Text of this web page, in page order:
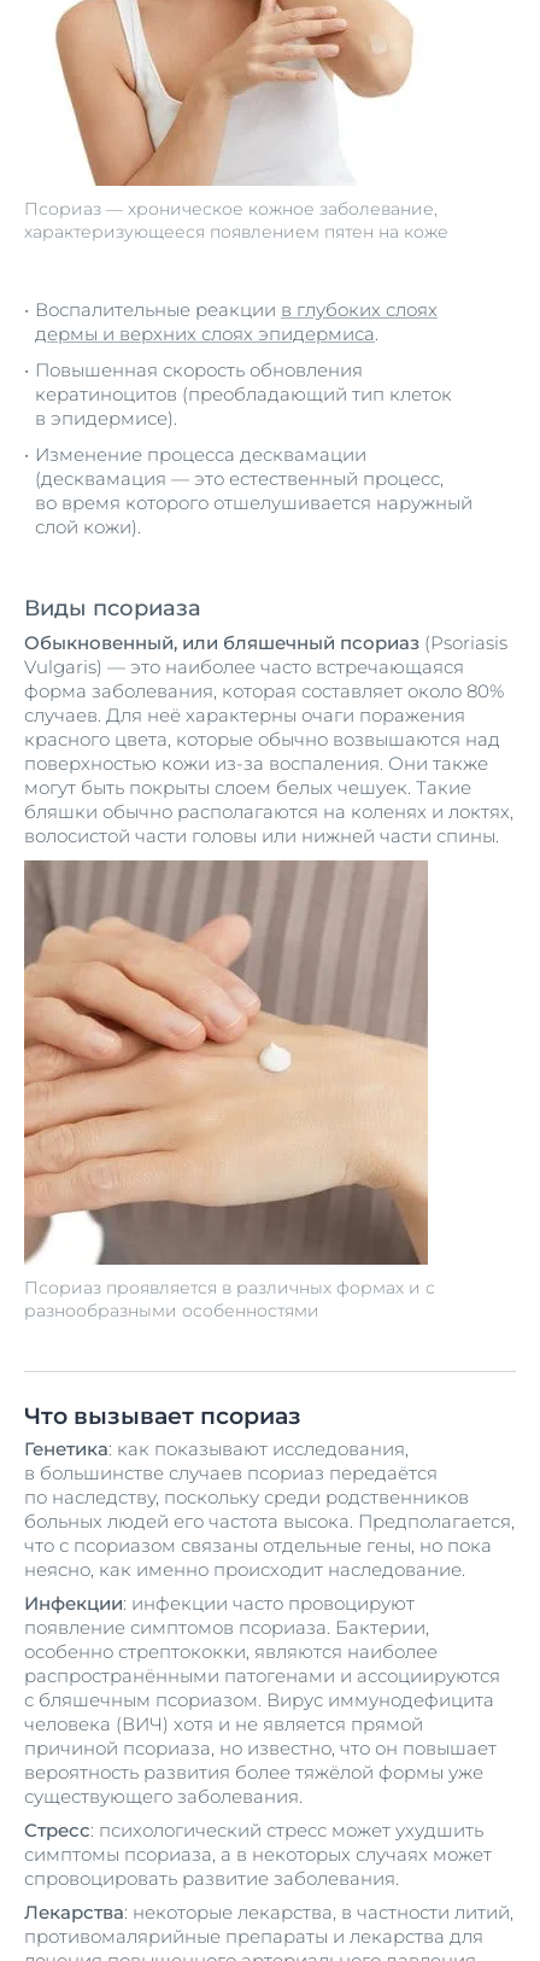
Псориаз — хроническое кожное заболевание,
характеризующееся появлением пятен на коже
Псориаз проявляется в различных формах и с
разнообразными особенностями
Воспалительные реакции в глубоких слоях
дермы и верхних слоях эпидермиса.
Повышенная скорость обновления
кератиноцитов (преобладающий тип клеток
в эпидермисе).
Изменение процесса десквамации
(десквамация — это естественный процесс,
во время которого отшелушивается наружный
слой кожи).
Виды псориаза
Обыкновенный, или бляшечный псориаз (Psoriasis
Vulgaris) — это наиболее часто встречающаяся
форма заболевания, которая составляет около 80%
случаев. Для неё характерны очаги поражения
красного цвета, которые обычно возвышаются над
поверхностью кожи из-за воспаления. Они также
могут быть покрыты слоем белых чешуек. Такие
бляшки обычно располагаются на коленях и локтях,
волосистой части головы или нижней части спины.
Что вызывает псориаз
Генетика: как показывают исследования,
в большинстве случаев псориаз передаётся
по наследству, поскольку среди родственников
больных людей его частота высока. Предполагается,
что с псориазом связаны отдельные гены, но пока
неясно, как именно происходит наследование.
Инфекции: инфекции часто провоцируют
появление симптомов псориаза. Бактерии,
особенно стрептококки, являются наиболее
распространёнными патогенами и ассоциируются
с бляшечным псориазом. Вирус иммунодефицита
человека (ВИЧ) хотя и не является прямой
причиной псориаза, но известно, что он повышает
вероятность развития более тяжёлой формы уже
существующего заболевания.
Стресс: психологический стресс может ухудшить
симптомы псориаза, а в некоторых случаях может
спровоцировать развитие заболевания.
Лекарства: некоторые лекарства, в частности литий,
противомалярийные препараты и лекарства для